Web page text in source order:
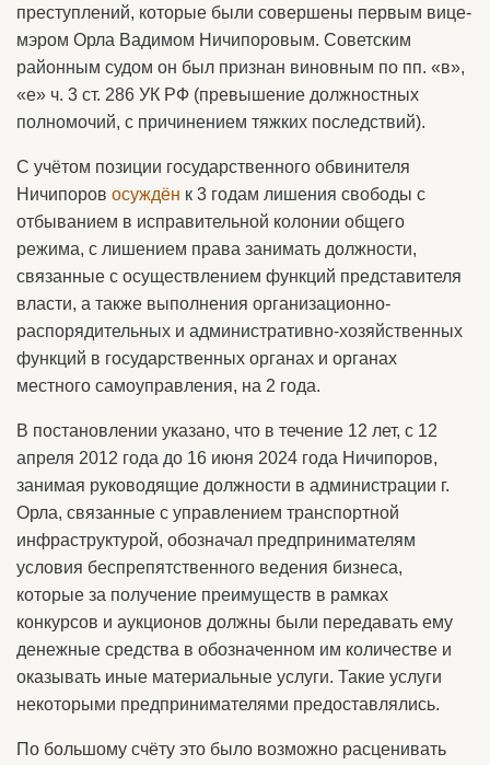
преступлений, которые были совершены первым вице-
мэром Орла Вадимом Ничипоровым. Советским
районным судом он был признан виновным по пп. «в»,
«е» ч. 3 ст. 286 УК РФ (превышение должностных
полномочий, с причинением тяжких последствий).
С учётом позиции государственного обвинителя
Ничипоров осуждён к 3 годам лишения свободы с
отбыванием в исправительной колонии общего
режима, с лишением права занимать должности,
связанные с осуществлением функций представителя
власти, а также выполнения организационно-
распорядительных и административно-хозяйственных
функций в государственных органах и органах
местного самоуправления, на 2 года.
В постановлении указано, что в течение 12 лет, с 12
апреля 2012 года до 16 июня 2024 года Ничипоров,
занимая руководящие должности в администрации г.
Орла, связанные с управлением транспортной
инфраструктурой, обозначал предпринимателям
условия беспрепятственного ведения бизнеса,
которые за получение преимуществ в рамках
конкурсов и аукционов должны были передавать ему
денежные средства в обозначенном им количестве и
оказывать иные материальные услуги. Такие услуги
некоторыми предпринимателями предоставлялись.
По большому счёту это было возможно расценивать